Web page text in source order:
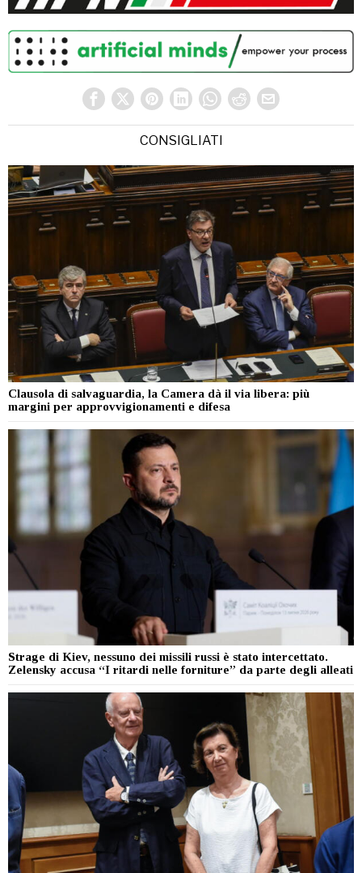
CONSIGLIATI
Clausola di salvaguardia, la Camera dà il via libera: più
margini per approvvigionamenti e difesa
Strage di Kiev, nessuno dei missili russi è stato intercettato.
Zelensky accusa “I ritardi nelle forniture” da parte degli alleati